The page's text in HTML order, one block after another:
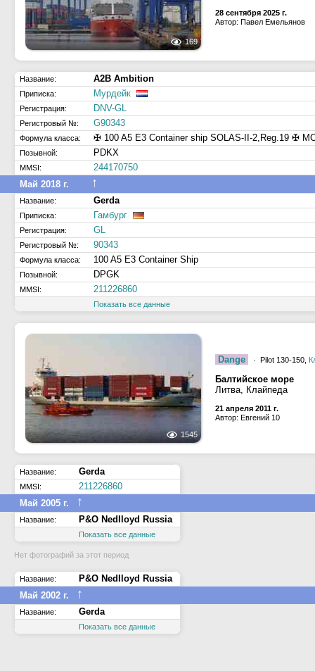
169
28 сентября 2025 г.
Автор: Павел Емельянов
Название: A2B Ambition
Приписка: Мурдейк
Регистрация: DNV-GL
Регистровый №: G90343
Формула класса: ✠ 100 A5 E3 Container ship SOLAS-II-2,Reg.19 ✠
Позывной: PDKX
MMSI:
244170750
Май 2018 г.
↑
Название: Gerda
Приписка: Гамбург
Регистрация: GL
Регистровый №: 90343
Формула класса: 100 A5 E3 Container Ship
Позывной: DPGK
MMSI: 211226860
Показать все данные
1545
Dange · Pilot 130-150,
Балтийское море
Литва, Клайпеда
21 апреля 2011 г.
Автор: Евгений 10
Название: Gerda
MMSI:
211226860
Май 2005 г.
↑
Название: P&O Nedlloyd Russia
Показать все данные
Нет фотографий за этот период
Название:
P&O Nedlloyd Russia
Май 2002 г.
↑
Название: Gerda
Показать все данные